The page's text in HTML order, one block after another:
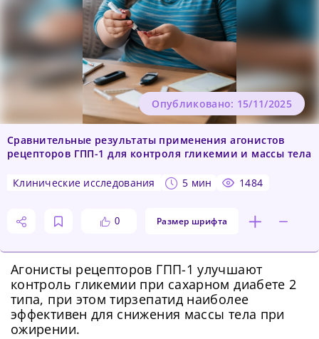
Сравнительные результаты применения агонистов
рецепторов ГПП-1 для контроля гликемии и массы тела
клинические исследования 5 мин 1484
0 Размер шрифта
Опубликовано: 15/11/2025
Агонисты рецепторов ГПП-1 улучшают
контроль гликемии при сахарном диабете 2
типа, при этом тирзепатид наиболее
эффективен для снижения массы тела при
ожирении.